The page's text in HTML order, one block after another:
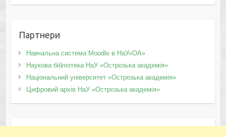
Партнери
Навчальна система Moodle в НаУ«ОА»
Наукова бібліотека НаУ «Острозька академія»
Національний університет «Острозька академія»
Цифровий архів НаУ «Острозька академія»